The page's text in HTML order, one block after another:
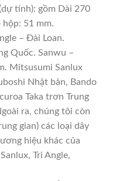
tính): gồm Dài 270
hộp: 51 mm.
– Đài Loan.
Quốc. Sanwu –
Mitsusumi Sanlux
Nhật bản, Bando
Taka trơn Trung
ra, chúng tôi còn
gian) các loại dây
hiệu khác của
Tri Angle,